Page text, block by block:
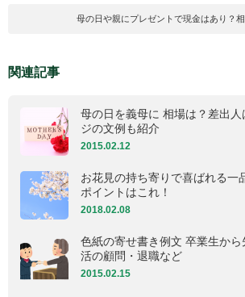
母の日や親にプレゼントで現金はあり？
関連記事
母の日を義母に 相場は？差出
ジの文例も紹介
2015.02.12
お花見の持ち寄りで喜ばれる一
ポイントはこれ！
2018.02.08
色紙の寄せ書き例文 卒業生か
活の顧問・退職など
2015.02.15